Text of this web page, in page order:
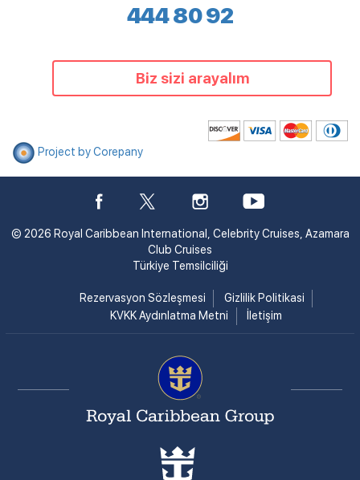
444 80 92
Biz sizi arayalım
Project by Corepany
© 2026 Royal Caribbean International, Celebrity Cruises, Azamara
Club Cruises
Türkiye Temsilciliği
Rezervasyon Sözleşmesi
Gizlilik Politikasi
KVKK Aydınlatma Metni
İletişim